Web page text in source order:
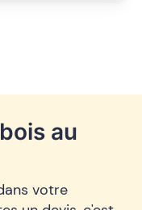
au
votre